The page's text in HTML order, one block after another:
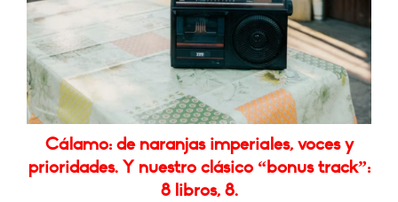
Cálamo: de naranjas imperiales, voces y
prioridades. Y nuestro clásico “bonus track”:
8 libros, 8.